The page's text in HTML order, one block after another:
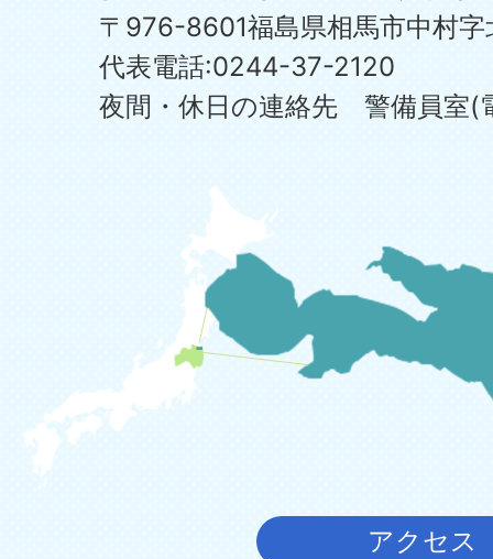
〒976-8601福島県相馬市中村
代表電話:0244-37-2120
夜間・休日の連絡先 警備員室
アクセス